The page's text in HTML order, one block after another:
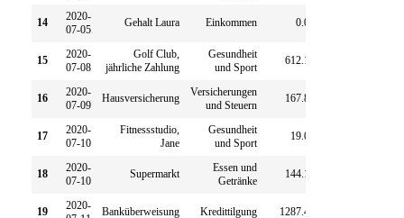
14
2020-
07-05
Gehalt Laura Einkommen 0.00
15
2020-
07-08
Golf Club,
jährliche Zahlung
Gesundheit
und Sport
612.18
16
2020-
07-09
Hausversicherung
Versicherungen
und Steuern
167.89
17
2020-
07-10
Fitnessstudio,
Jane
Gesundheit
und Sport
19.00
18
2020-
07-10
Supermarkt
Essen und
Getränke
144.12
19
2020-
Banküberweisung Kredittilgung 1287.43